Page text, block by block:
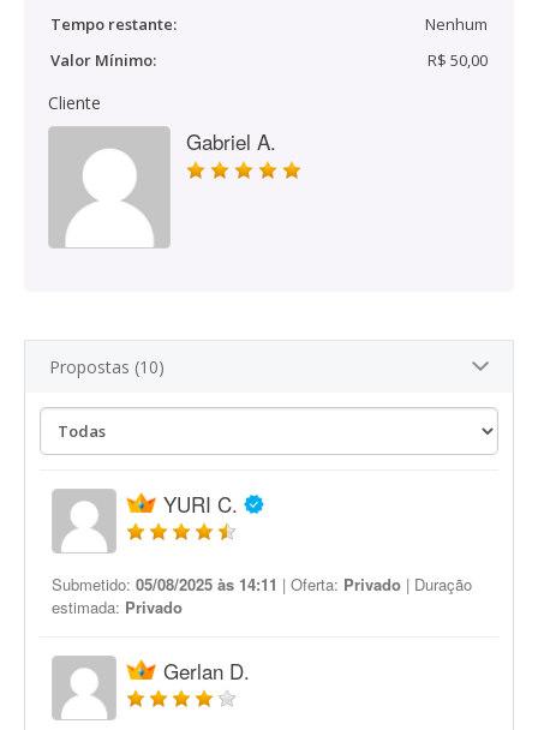
Tempo restante:
Nenhum
Valor Mínimo:
R$ 50,00
Cliente
Gabriel A.
Propostas (10)
YURI C.
Submetido: 05/08/2025 às 14:11 | Oferta: Privado | Duração
estimada: Privado
Gerlan D.